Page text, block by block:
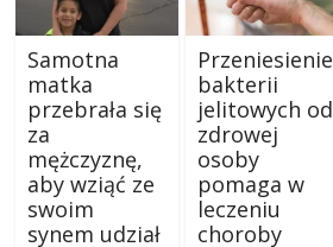
Samotna
matka
przebrała się
za
mężczyznę,
aby wziąć ze
swoim
synem udział
Przeniesienie
bakterii
jelitowych od
zdrowej
osoby
pomaga w
leczeniu
choroby